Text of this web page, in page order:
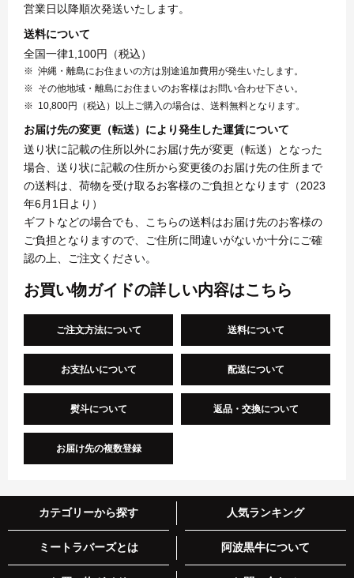
営業日以降順次発送いたします。
送料について
全国一律1,100円（税込）
沖縄・離島にお住まいの方は別途追加費用が発生いたします。
その他地域・離島にお住まいのお客様はお問い合わせ下さい。
10,800円（税込）以上ご購入の場合は、送料無料となります。
お届け先の変更（転送）により発生した運賃について
送り状に記載の住所以外にお届け先が変更（転送）となった
場合、送り状に記載の住所から変更後のお届け先の住所まで
の送料は、荷物を受け取るお客様のご負担となります（2023
年6月1日より）
ギフトなどの場合でも、こちらの送料はお届け先のお客様の
ご負担となりますので、ご住所に間違いがないか十分にご確
認の上、ご注文ください。
お買い物ガイドの詳しい内容はこちら
ご注文方法について 送料について
お支払いについて 配送について
熨斗について 返品・交換について
お届け先の複数登録
カテゴリーから探す 人気ランキング
ミートラバーズとは 阿波黒牛について